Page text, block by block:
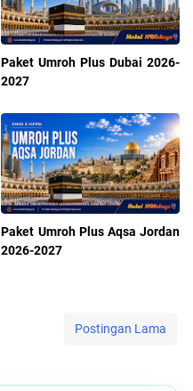
Paket Umroh Plus Dubai 2026-
2027
Paket Umroh Plus Aqsa Jordan
2026-2027
Postingan Lama